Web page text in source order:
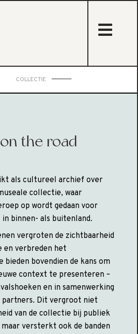
COLLECTIE
the road
als cultureel archief over
collectie, waar
op wordt gedaan voor
binnen- als buitenland.
vergroten de zichtbaarheid
en verbreden het
bieden bovendien de kans om
context te presenteren –
en in samenwerking
Dit vergroot niet
van de collectie bij publiek
versterkt ook de banden